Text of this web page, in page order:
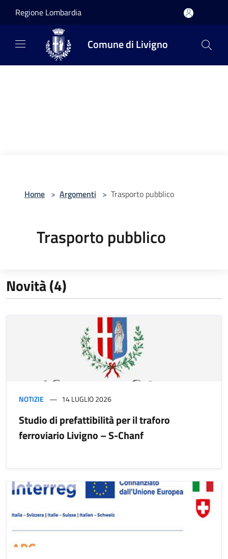
Regione Lombardia
Comune di Livigno
Home > Argomenti > Trasporto pubblico
Trasporto pubblico
Novità (4)
NOTIZIE 14 LUGLIO 2026
Studio di prefattibilità per il traforo
ferroviario Livigno – S-Chanf